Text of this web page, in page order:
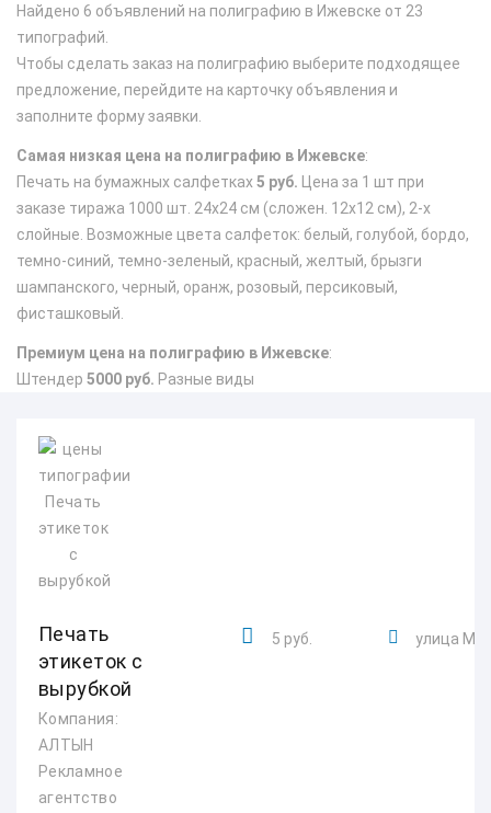
Найдено 6 объявлений на полиграфию в Ижевске от 23
типографий.
Чтобы сделать заказ на полиграфию выберите подходящее
предложение, перейдите на карточку объявления и
заполните форму заявки.
Самая низкая цена на полиграфию в Ижевске:
Печать на бумажных салфетках5 руб. Цена за 1 шт при
заказе тиража 1000 шт. 24х24 см (сложен. 12х12 см), 2-х
слойные. Возможные цвета салфеток: белый, голубой, бордо,
темно-синий, темно-зеленый, красный, желтый, брызги
шампанского, черный, оранж, розовый, персиковый,
фисташковый.
Премиум цена на полиграфию в Ижевске:
Штендер 5000 руб. Разные виды
Печать
этикеток с
вырубкой
Компания:
АЛТЫН
Рекламное
агентство
5 руб. улица